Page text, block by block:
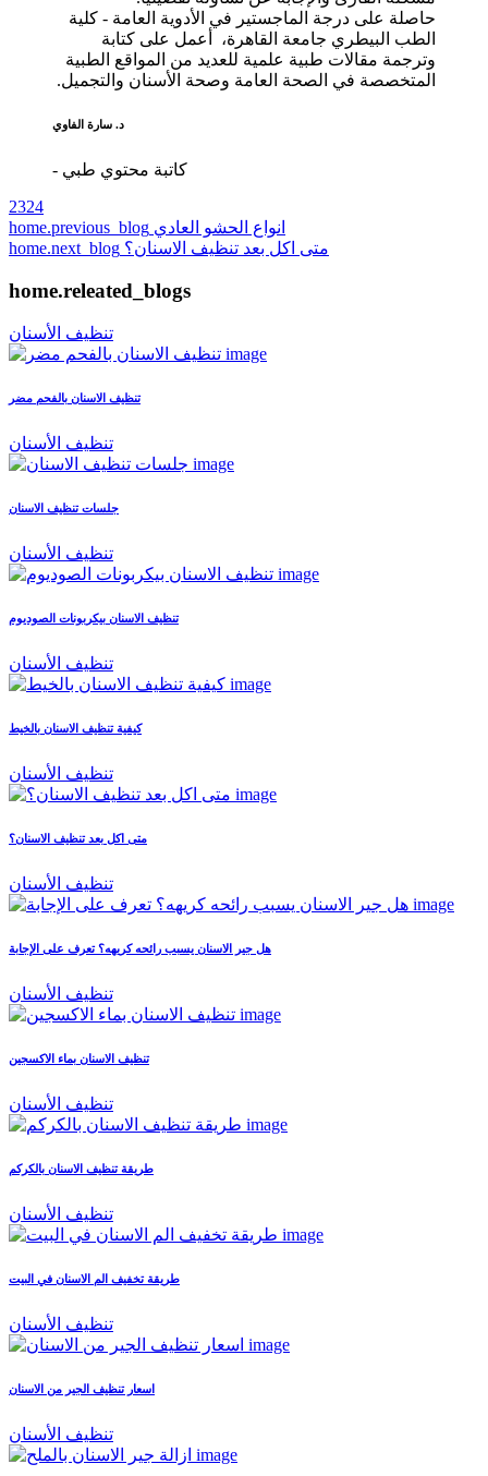
حاصلة على درجة الماجستير في الأدوية العامة - كلية
الطب البيطري جامعة القاهرة، أعمل على كتابة
وترجمة مقالات طبية علمية للعديد من المواقع الطبية
المتخصصة في الصحة العامة وصحة الأسنان والتجميل.
د. سارة الفاوي
- كاتبة محتوي طبي
2324
home.previous_blog انواع الحشو العادي
home.next_blog متى اكل بعد تنظيف الاسنان؟
home.releated_blogs
تنظيف الأسنان
تنظيف الاسنان بالفحم مضر
تنظيف الأسنان
جلسات تنظيف الاسنان
تنظيف الأسنان
تنظيف الاسنان بيكربونات الصوديوم
تنظيف الأسنان
كيفية تنظيف الاسنان بالخيط
تنظيف الأسنان
متى اكل بعد تنظيف الاسنان؟
تنظيف الأسنان
هل جير الاسنان يسبب رائحه كريهه؟ تعرف على الإجابة
تنظيف الأسنان
تنظيف الاسنان بماء الاكسجين
تنظيف الأسنان
طريقة تنظيف الاسنان بالكركم
تنظيف الأسنان
طريقة تخفيف الم الاسنان في البيت
تنظيف الأسنان
اسعار تنظيف الجير من الاسنان
تنظيف الأسنان